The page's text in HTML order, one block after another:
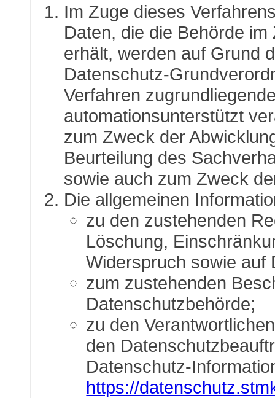
Im Zuge dieses
Daten, die die Behörde
erhält, werden auf Grund
Datenschutz-
Verfahren
automationsunterstützt
zum Zweck der
Beurteilung des
sowie auch zum Zweck
Die allgemeinen
zu den zustehenden
Löschung,
Widerspruch sowie auf
zum zustehenden
Datenschutzbehörde;
zu den
den
Datenschutz-
https://